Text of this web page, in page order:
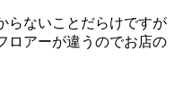
らないことだらけですが
ロアーが違うのでお店の